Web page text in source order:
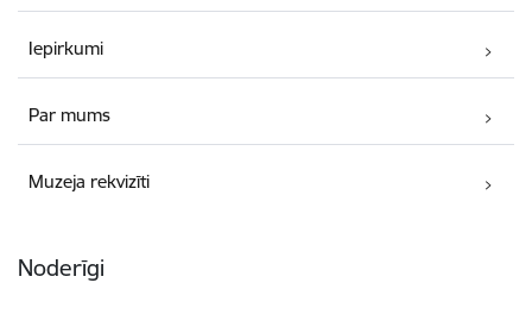
Iepirkumi
Par mums
Muzeja rekvizīti
Noderīgi